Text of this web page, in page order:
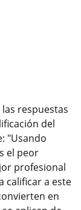
respuestas
del
"Usando
el peor
profesional
calificar a este
en